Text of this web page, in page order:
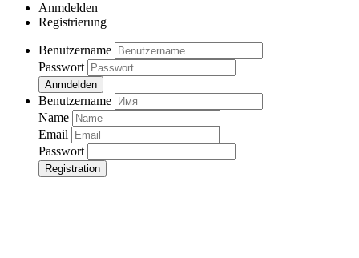
Anmdelden
Registrierung
Benutzername
Passwort
Anmdelden
Benutzername
Name
Email
Passwort
Registration